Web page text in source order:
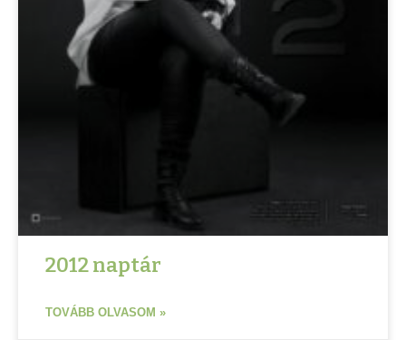
2012 naptár
TOVÁBB OLVASOM »